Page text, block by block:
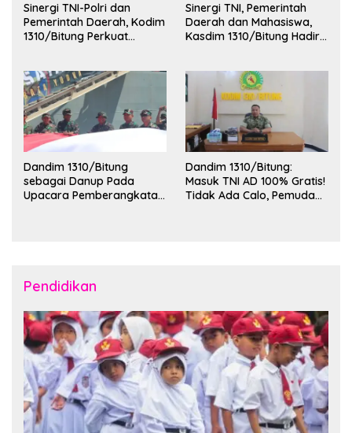
Sinergi TNI-Polri dan
Pemerintah Daerah, Kodim
1310/Bitung Perkuat
Sinergi TNI, Pemerintah
Daerah dan Mahasiswa,
Kasdim 1310/Bitung Hadiri
Kota Bitung
Dandim 1310/Bitung
sebagai Danup Pada
Upacara Pemberangkatan
Dandim 1310/Bitung:
Masuk TNI AD 100% Gratis!
Tidak Ada Calo, Pemuda
Pendidikan